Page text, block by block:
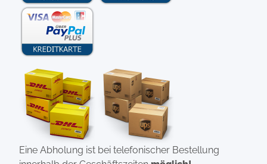
Eine Abholung ist bei telefonischer Bestellung